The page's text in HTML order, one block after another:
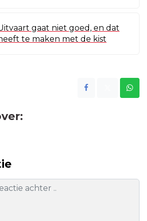
gaat niet goed, en dat
te maken met de kist